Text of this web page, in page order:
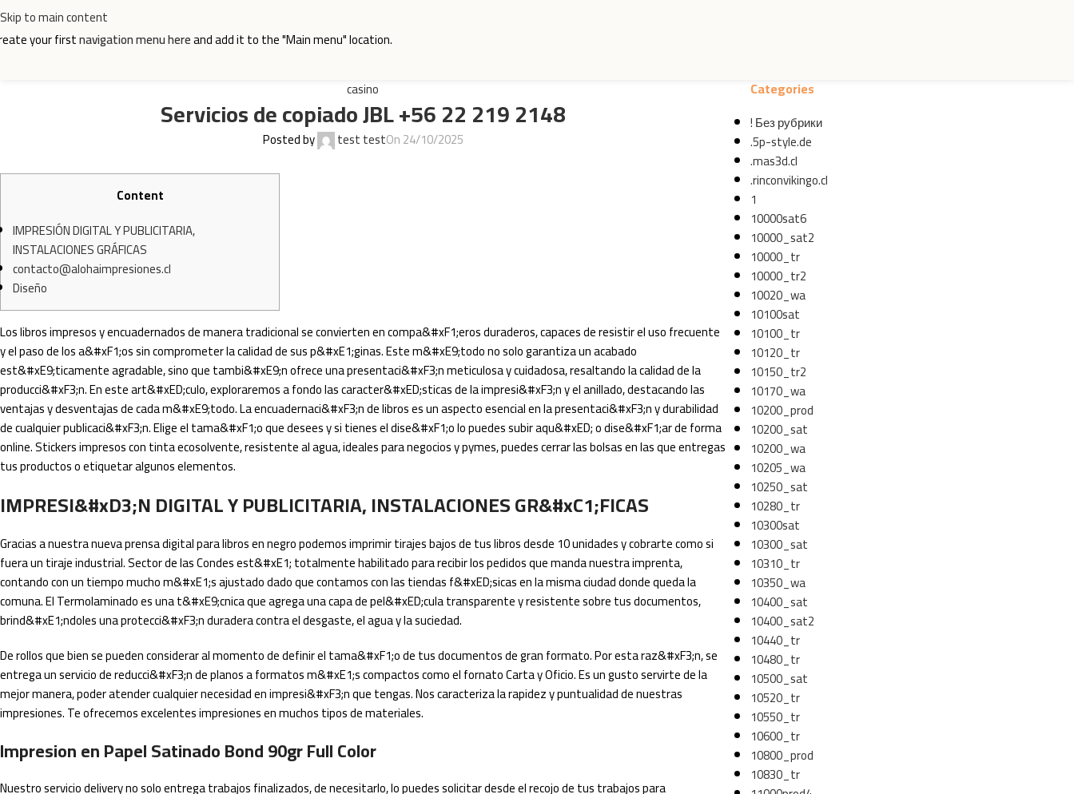
Skip to main content
your firstnavigation menu hereand add it to the "Main menu" location.
casino
Servicios de copiado JBL +56 22 219 2148
Posted by test testOn 24/10/2025
Content
IMPRESIÓN DIGITAL Y PUBLICITARIA,
INSTALACIONES GRÁFICAS
contacto@alohaimpresiones.cl
Diseño
Los libros impresos y encuadernados de manera tradicional se convierten en compa&#xF1;eros duraderos, capaces de resistir el uso frecuente
y el paso de los a&#xF1;os sin comprometer la calidad de sus p&#xE1;ginas. Este m&#xE9;todo no solo garantiza un acabado
est&#xE9;ticamente agradable, sino que tambi&#xE9;n ofrece una presentaci&#xF3;n meticulosa y cuidadosa, resaltando la calidad de la
producci&#xF3;n. En este art&#xED;culo, exploraremos a fondo las caracter&#xED;sticas de la impresi&#xF3;n y el anillado, destacando las
ventajas y desventajas de cada m&#xE9;todo. La encuadernaci&#xF3;n de libros es un aspecto esencial en la presentaci&#xF3;n y durabilidad
de cualquier publicaci&#xF3;n. Elige el tama&#xF1;o que desees y si tienes el dise&#xF1;o lo puedes subir aqu&#xED; o dise&#xF1;ar de forma
online. Stickers impresos con tinta ecosolvente, resistente al agua, ideales para negocios y pymes, puedes cerrar las bolsas en las que entregas
tus productos o etiquetar algunos elementos.
IMPRESI&#xD3;N DIGITAL Y PUBLICITARIA, INSTALACIONES GR&#xC1;FICAS
Gracias a nuestra nueva prensa digital para libros en negro podemos imprimir tirajes bajos de tus libros desde 10 unidades y cobrarte como si
fuera un tiraje industrial. Sector de las Condes est&#xE1; totalmente habilitado para recibir los pedidos que manda nuestra imprenta,
contando con un tiempo mucho m&#xE1;s ajustado dado que contamos con las tiendas f&#xED;sicas en la misma ciudad donde queda la
comuna. El Termolaminado es una t&#xE9;cnica que agrega una capa de pel&#xED;cula transparente y resistente sobre tus documentos,
brind&#xE1;ndoles una protecci&#xF3;n duradera contra el desgaste, el agua y la suciedad.
De rollos que bien se pueden considerar al momento de definir el tama&#xF1;o de tus documentos de gran formato. Por esta raz&#xF3;n, se
entrega un servicio de reducci&#xF3;n de planos a formatos m&#xE1;s compactos como el fornato Carta y Oficio. Es un gusto servirte de la
mejor manera, poder atender cualquier necesidad en impresi&#xF3;n que tengas. Nos caracteriza la rapidez y puntualidad de nuestras
impresiones. Te ofrecemos excelentes impresiones en muchos tipos de materiales.
Impresion en Papel Satinado Bond 90gr Full Color
Nuestro servicio delivery no solo entrega trabajos finalizados, de necesitarlo, lo puedes solicitar desde el recojo de tus trabajos para
Categories
! Без рубрики
.5p-style.de
.mas3d.cl
.rinconvikingo.cl
1
10000sat6
10000_sat2
10000_tr
10000_tr2
10020_wa
10100sat
10100_tr
10120_tr
10150_tr2
10170_wa
10200_prod
10200_sat
10200_wa
10205_wa
10250_sat
10280_tr
10300sat
10300_sat
10310_tr
10350_wa
10400_sat
10400_sat2
10440_tr
10480_tr
10500_sat
10520_tr
10550_tr
10600_tr
10800_prod
10830_tr